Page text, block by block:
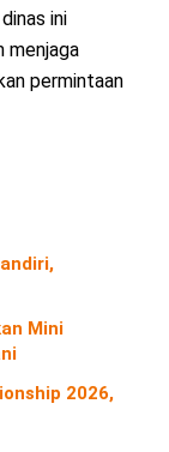
ini
menjaga
permintaan
Mini
2026,